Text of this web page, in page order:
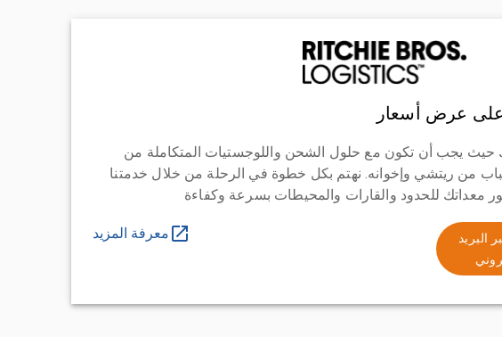
عرض أسعار
حيث يجب أن تكون مع حلول الشحن واللوجستيات المتكاملة من
من ريتشي وإخوانه. نهتم بكل خطوة في الرحلة من خلال خدمتنا
معداتك للحدود والقارات والمحيطات بسرعة وكفاءة
البريد
معرفة المزيد